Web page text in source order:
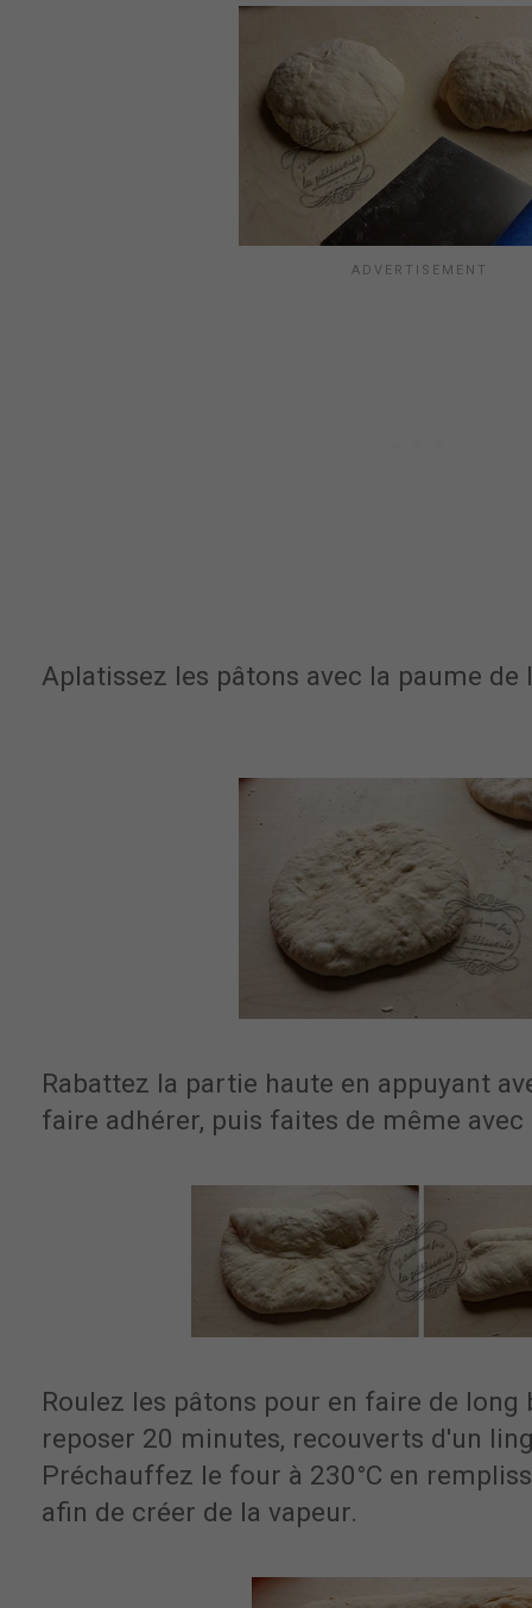
Aplatissez les pâtons avec la paume de
Rabattez la partie haute en appuyant
faire adhérer, puis faites de même
Roulez les pâtons pour en faire de long
reposer 20 minutes, recouverts d'un
Préchauffez le four à 230°C en
afin de créer de la vapeur.